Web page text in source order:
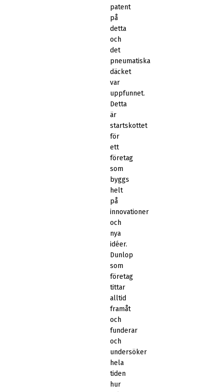
patent
på
detta
och
det
pneumatiska
däcket
var
uppfunnet.
Detta
är
startskottet
för
ett
företag
som
byggs
helt
på
innovationer
och
nya
idéer.
Dunlop
som
företag
tittar
alltid
framåt
och
funderar
och
undersöker
hela
tiden
hur